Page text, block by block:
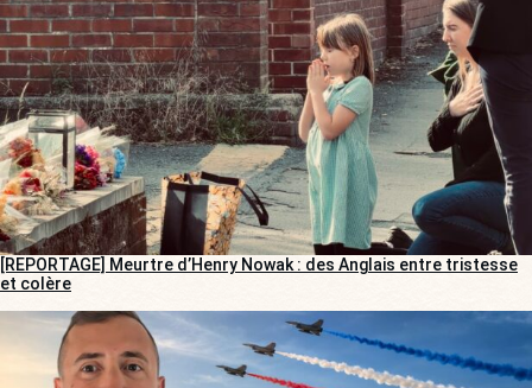
[REPORTAGE] Meurtre d’Henry Nowak : des Anglais entre tristesse
et colère